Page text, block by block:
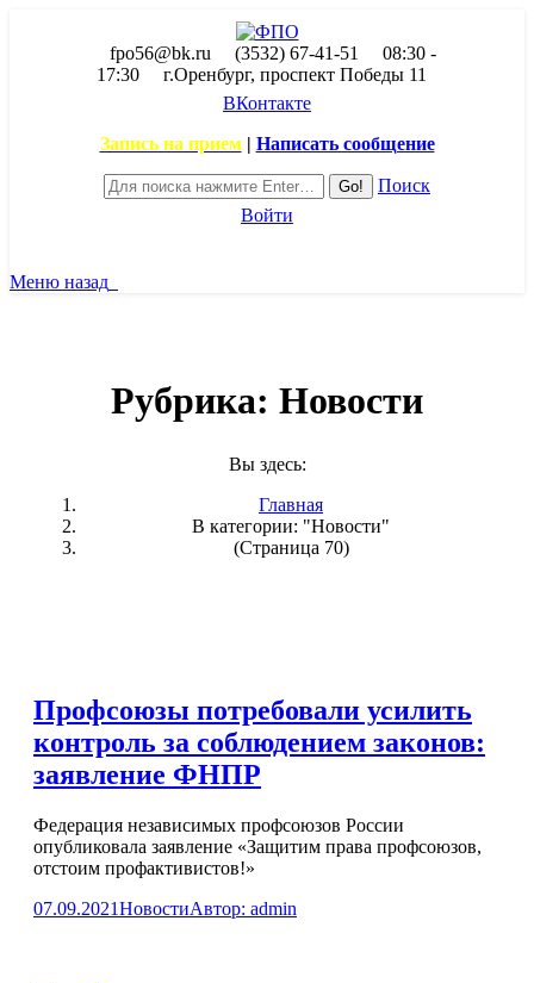
fpo56@bk.ru (3532) 67-41-51
08:30 -
17:30
г.Оренбург, проспект Победы 11
ВКонтакте
Запись на прием| Написать сообщение
Поиск
Войти
Меню назад
Рубрика: Новости
Вы здесь:
Главная
В категории: "Новости"
(Страница 70)
Профсоюзы потребовали усилить
контроль за соблюдением законов:
заявление ФНПР
Федерация независимых профсоюзов России
опубликовала заявление «Защитим права профсоюзов,
отстоим профактивистов!»
07.09.2021НовостиАвтор: admin